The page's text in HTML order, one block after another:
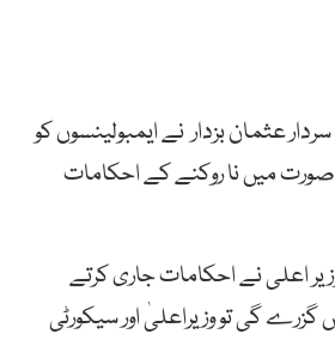
سردار عثمان بزدارنےایمبولینسوںکو
صورتمیںناروکنےکےاحکامات
اعلی نے احکامات جاری کرتے
گزرے گی تو وزیراعلیٰ اور سیکورٹی